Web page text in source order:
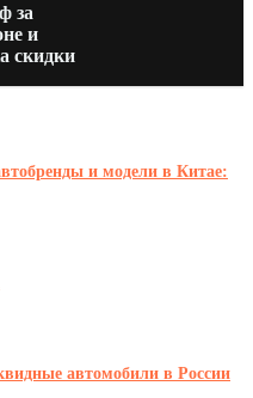
за
и
скидки
и модели в Китае:
автомобили в России